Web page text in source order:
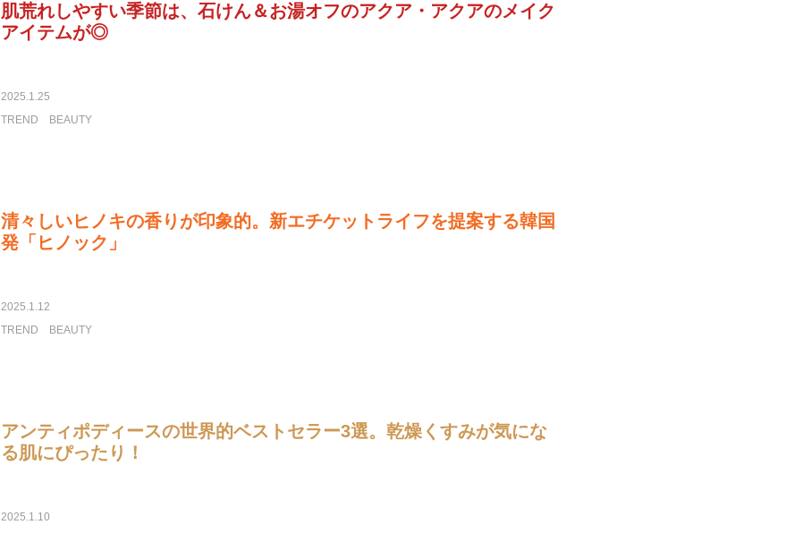
肌荒れしやすい季節は、石けん＆お湯オフのアクア・アクアのメイク
アイテムが◎
2025.1.25
TREND
BEAUTY
清々しいヒノキの香りが印象的。新エチケットライフを提案する韓国
発「ヒノック」
2025.1.12
TREND
BEAUTY
アンティポディースの世界的ベストセラー3選。乾燥くすみが気にな
る肌にぴったり！
2025.1.10